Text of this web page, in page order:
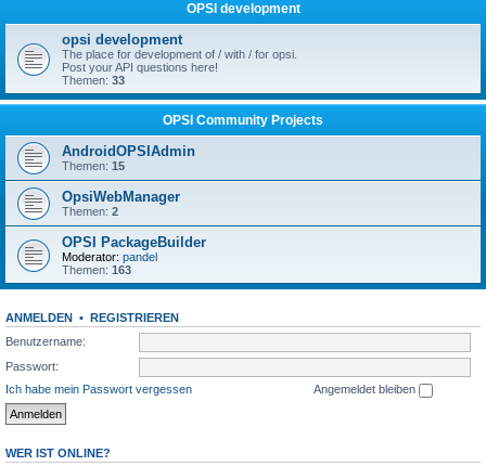
OPSI development
opsi development
The place for development of / with / for opsi.
Post your API questions here!
Themen: 33
OPSI Community Projects
AndroidOPSIAdmin
Themen: 15
OpsiWebManager
Themen: 2
OPSI PackageBuilder
Moderator: pandel
Themen: 163
ANMELDEN • REGISTRIEREN
Benutzername:
Passwort:
Ich habe mein Passwort vergessen
Angemeldet bleiben
WER IST ONLINE?